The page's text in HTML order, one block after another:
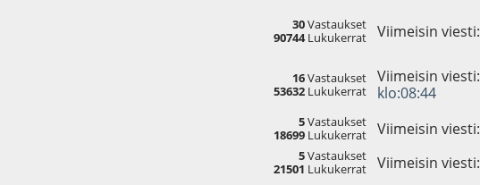
30Vastaukset
90744Lukukerrat Viimeisin viesti:
16Vastaukset
53632Lukukerrat
Viimeisin viesti:
klo:08:44
5Vastaukset
18699Lukukerrat Viimeisin viesti:
5Vastaukset
21501 Lukukerrat Viimeisin viesti: